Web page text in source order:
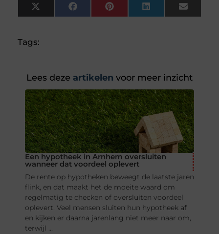
X
(Twitter)
FacebookPinterestLinkedInEmail
Tags:
Lees deze artikelen voor meer inzicht
Een hypotheek in Arnhem oversluiten
wanneer dat voordeel oplevert
De rente op hypotheken beweegt de laatste jaren
flink, en dat maakt het de moeite waard om
regelmatig te checken of oversluiten voordeel
oplevert. Veel mensen sluiten hun hypotheek af
en kijken er daarna jarenlang niet meer naar om,
terwijl ...